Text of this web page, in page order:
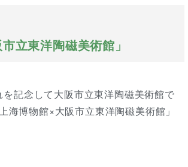
立東洋陶磁美術館」
記念して大阪市立東洋陶磁美術館で
博物館×大阪市立東洋陶磁美術館」